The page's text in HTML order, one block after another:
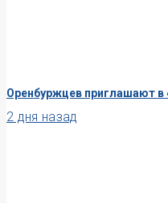
Оренбуржцев приглашают в
2 дня назад